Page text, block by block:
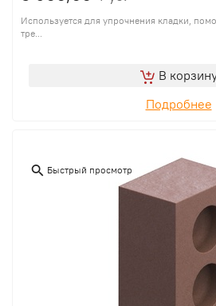
Используется для упрочнения кладки,
тре...
В
Подробнее
Быстрый просмотр